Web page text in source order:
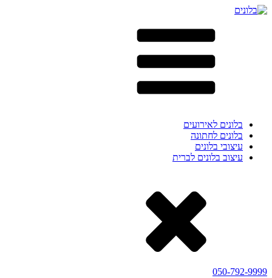
בלונים לאירועים
בלונים לחתונה
עיצובי בלונים
עיצוב בלונים לברית
050-792-9999